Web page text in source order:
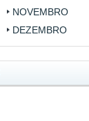
NOVEMBRO
DEZEMBRO